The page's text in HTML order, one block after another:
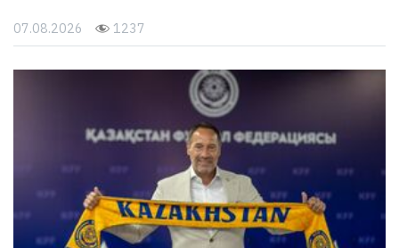
07.08.2026 1237